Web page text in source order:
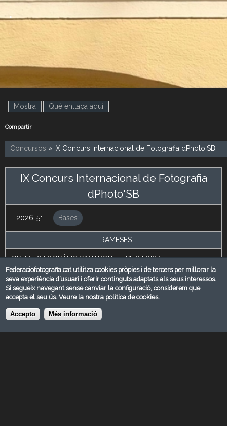
.
.
Mostra (pestanya activa)
Què enllaça aquí
Compartir
Concursos » IX Concurs Internacional de Fotografia dPhoto'SB
IX Concurs Internacional de Fotografia
dPhoto'SB
2026-51 Bases
TRAMESES
GRUP FOTOGRÀFIC SANTBOIA - dPHOTO'SB
Sant Boi de Ll.
Barcelona
info@dphotosb.com
www.dphotosb.com
[field_comentaris_administraci_]
Federaciofotografia.cat utilitza cookies pròpies i de tercers per millorar la
seva experiència d’usuari i oferir continguts adaptats als seus interessos.
Si segueix navegant sense canviar la configuració, considerem que
accepta el seu ús.Veure la nostra política de cookies.
Accepto Més informació